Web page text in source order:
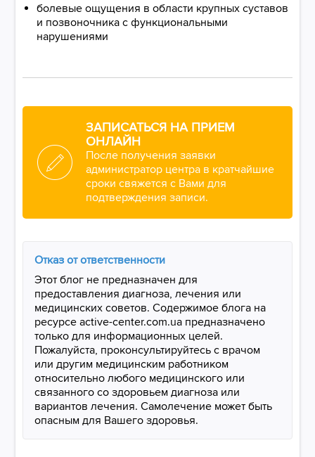
болевые ощущения в области крупных суставов
и позвоночника с функциональными
нарушениями
ЗАПИСАТЬСЯ НА ПРИЕМ
ОНЛАЙН
После получения заявки
администратор центра в кратчайшие
сроки свяжется с Вами для
подтверждения записи.
Отказ от ответственности
Этот блог не предназначен для
предоставления диагноза, лечения или
медицинских советов. Содержимое блога на
ресурсе active-center.com.ua предназначено
только для информационных целей.
Пожалуйста, проконсультируйтесь с врачом
или другим медицинским работником
относительно любого медицинского или
связанного со здоровьем диагноза или
вариантов лечения. Самолечение может быть
опасным для Вашего здоровья.